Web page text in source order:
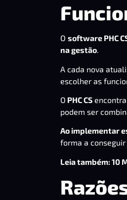
O software PHC
na gestão.
A cada nova
escolher as
O PHC CS
podem ser
Ao implementar
forma a conseguir
Leia também: 10